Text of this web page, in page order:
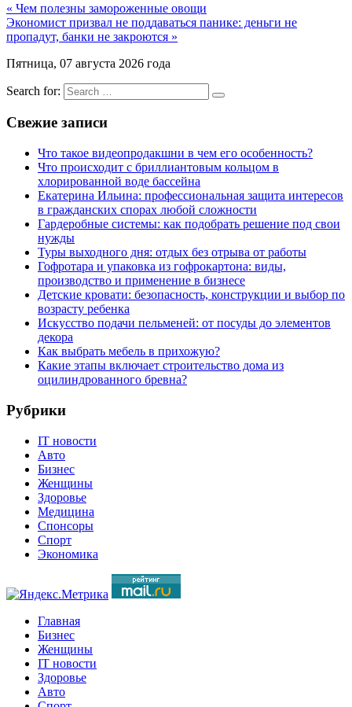
« Чем полезны замороженные овощи
Экономист призвал не поддаваться панике: деньги не
пропадут, банки не закроются »
Пятница, 07 августа 2026 года
Search for:
Свежие записи
Что такое видеопродакшни в чем его особенность?
Что происходит с бриллиантовым кольцом в
хлорированной воде бассейна
Екатерина Ильина: профессиональная защита интересов
в гражданских спорах любой сложности
Гардеробные системы: как подобрать решение под свои
нужды
Туры выходного дня: отдых без отрыва от работы
Гофротара и упаковка из гофрокартона: виды,
производство и применение в бизнесе
Детские кровати: безопасность, конструкции и выбор по
возрасту ребенка
Искусство подачи пельменей: от посуды до элементов
декора
Как выбрать мебель в прихожую?
Какие этапы включает строительство дома из
оцилиндрованного бревна?
Рубрики
IT новости
Авто
Бизнес
Женщины
Здоровье
Медицина
Спонсоры
Спорт
Экономика
Главная
Бизнес
Женщины
IT новости
Здоровье
Авто